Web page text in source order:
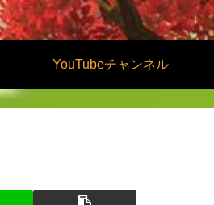
YouTubeチャンネル